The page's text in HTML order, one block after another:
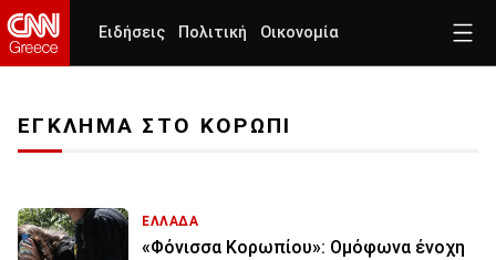
Ειδήσεις Πολιτική Οικονομία
ΕΓΚΛΗΜΑ ΣΤΟ ΚΟΡΩΠΙ
ΕΛΛΑΔΑ
«Φόνισσα Κορωπίου»: Ομόφωνα ένοχη